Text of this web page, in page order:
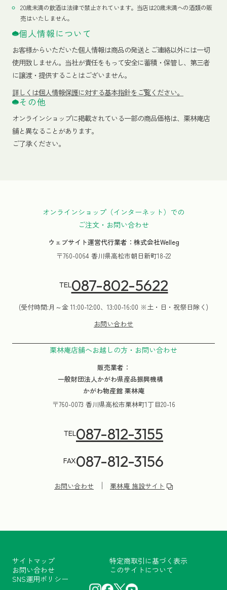
20歳未満の飲酒は法律で禁止されています。当店は20歳未満への酒類の販
売はいたしません。
個人情報について
お客様からいただいた個人情報は商品の発送とご連絡以外には一切
使用致しません。当社が責任をもって安全に蓄積・保管し、第三者
に譲渡・提供することはございません。
詳しくは個人情報保護に対する基本指針をご覧ください。
その他
オンラインショップに掲載されている一部の商品価格は、栗林庵店
舗と異なることがあります。
ご了承ください。
オンラインショップ（インターネット）での
ご注文・お問い合わせ
ウェブサイト運営代行業者：株式会社Welleg
〒760-0064 香川県高松市朝日新町18-22
TEL087-802-5622
(受付時間:月～金 11:00-12:00、13:00-16:00 ※土・日・祝祭日除く)
お問い合わせ
栗林庵店舗へお越しの方・お問い合わせ
販売業者：
一般財団法人かがわ県産品振興機構
かがわ物産館 栗林庵
〒760-0073 香川県高松市栗林町1丁目20-16
TEL087-812-3155
FAX087-812-3156
お問い合わせ 栗林庵 施設サイト
サイトマップ
特定商取引に基づく表示
お問い合わせ
このサイトについて
SNS運用ポリシー